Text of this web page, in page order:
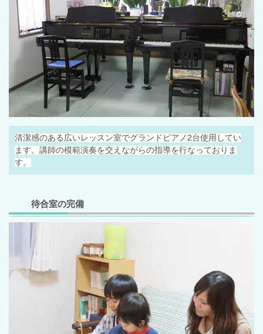
清潔感のある広いレッスン室でグランドピアノ2台使用してい
ます。講師の模範演奏を交えながらの指導を行なっておりま
す。
待合室の完備